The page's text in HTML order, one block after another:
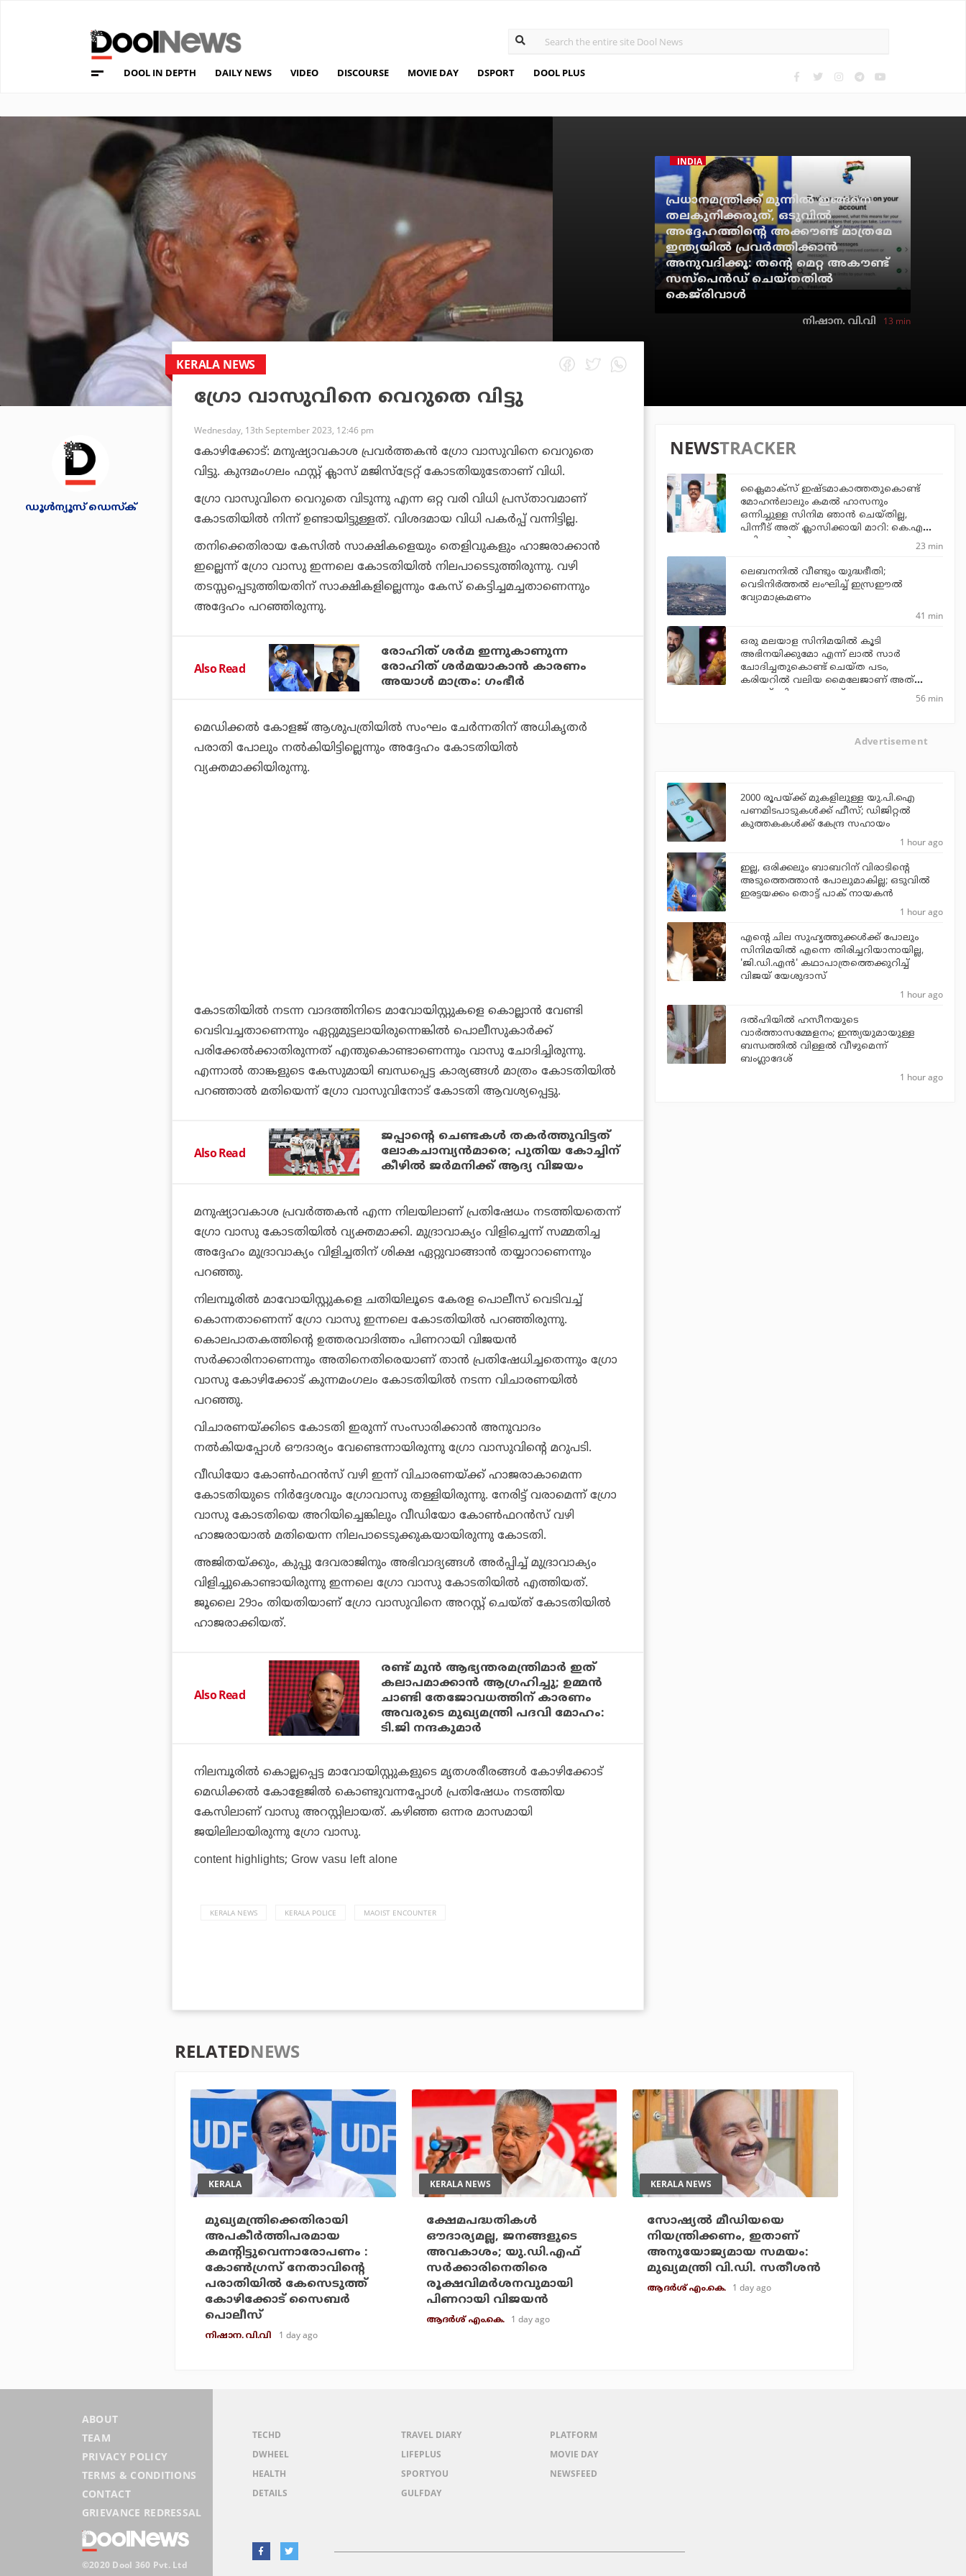
DOOL IN DEPTH DAILY NEWS VIDEO DISCOURSE MOVIE DAY DSPORT DOOL PLUS
INDIA
പ്രധാനമന്ത്രിക്ക് മുന്നില്‍ ഇങ്ങനെ
തലകുനിക്കരുത്, ഒടുവില്‍
അദ്ദേഹത്തിന്റെ അക്കൗണ്ട് മാത്രമേ
ഇന്ത്യയില്‍ പ്രവര്‍ത്തിക്കാന്‍
അനുവദിക്കൂ: തന്റെ മെറ്റ അകൗണ്ട്
സസ്‌പെന്‍ഡ് ചെയ്തതില്‍
കെജ്‌രിവാള്‍
നിഷാന. വി.വി 13 min
ഡൂള്‍ന്യൂസ് ഡെസ്‌ക്
KERALA NEWS
ഗ്രോ വാസുവിനെ വെറുതെ വിട്ടു
Wednesday, 13th September 2023, 12:46 pm
കോഴിക്കോട്: മനുഷ്യാവകാശ പ്രവര്‍ത്തകന്‍ ഗ്രോ വാസുവിനെ വെറുതെ
വിട്ടു. കുന്ദമംഗലം ഫസ്റ്റ് ക്ലാസ് മജിസ്‌ട്രേറ്റ് കോടതിയുടേതാണ് വിധി.
ഗ്രോ വാസുവിനെ വെറുതെ വിടുന്നു എന്ന ഒറ്റ വരി വിധി പ്രസ്താവമാണ്
കോടതിയില്‍ നിന്ന് ഉണ്ടായിട്ടുള്ളത്. വിശദമായ വിധി പകര്‍പ്പ് വന്നിട്ടില്ല.
തനിക്കെതിരായ കേസില്‍ സാക്ഷികളെയും തെളിവുകളും ഹാജരാക്കാന്‍
ഇല്ലെന്ന് ഗ്രോ വാസു ഇന്നലെ കോടതിയില്‍ നിലപാടെടുത്തിരുന്നു. വഴി
തടസ്സപ്പെടുത്തിയതിന് സാക്ഷികളില്ലെന്നും കേസ് കെട്ടിച്ചമച്ചതാണെന്നും
അദ്ദേഹം പറഞ്ഞിരുന്നു.
Also Read
രോഹിത് ശര്‍മ ഇന്നുകാണുന്ന
രോഹിത് ശര്‍മയാകാന്‍ കാരണം
അയാള്‍ മാത്രം: ഗംഭീര്‍
മെഡിക്കല്‍ കോളജ് ആശുപത്രിയില്‍ സംഘം ചേര്‍ന്നതിന് അധികൃതര്‍
പരാതി പോലും നല്‍കിയിട്ടില്ലെന്നും അദ്ദേഹം കോടതിയില്‍
വ്യക്തമാക്കിയിരുന്നു.
കോടതിയില്‍ നടന്ന വാദത്തിനിടെ മാവോയിസ്റ്റുകളെ കൊല്ലാന്‍ വേണ്ടി
വെടിവച്ചതാണെന്നും ഏറ്റുമുട്ടലായിരുന്നെങ്കില്‍ പൊലീസുകാര്‍ക്ക്
പരിക്കേല്‍ക്കാതിരുന്നത് എന്തുകൊണ്ടാണെന്നും വാസു ചോദിച്ചിരുന്നു.
എന്നാല്‍ താങ്കളുടെ കേസുമായി ബന്ധപ്പെട്ട കാര്യങ്ങള്‍ മാത്രം കോടതിയില്‍
പറഞ്ഞാല്‍ മതിയെന്ന് ഗ്രോ വാസുവിനോട് കോടതി ആവശ്യപ്പെട്ടു.
Also Read
ജപ്പാന്റെ ചെണ്ടകള്‍ തകര്‍ത്തുവിട്ടത്
ലോകചാമ്പ്യന്‍മാരെ; പുതിയ കോച്ചിന്
കീഴില്‍ ജര്‍മനിക്ക് ആദ്യ വിജയം
മനുഷ്യാവകാശ പ്രവര്‍ത്തകന്‍ എന്ന നിലയിലാണ് പ്രതിഷേധം നടത്തിയതെന്ന്
ഗ്രോ വാസു കോടതിയില്‍ വ്യക്തമാക്കി. മുദ്രാവാക്യം വിളിച്ചെന്ന് സമ്മതിച്ച
അദ്ദേഹം മുദ്രാവാക്യം വിളിച്ചതിന് ശിക്ഷ ഏറ്റുവാങ്ങാന്‍ തയ്യാറാണെന്നും
പറഞ്ഞു.
നിലമ്പൂരില്‍ മാവോയിസ്റ്റുകളെ ചതിയിലൂടെ കേരള പൊലീസ് വെടിവച്ച്
കൊന്നതാണെന്ന് ഗ്രോ വാസു ഇന്നലെ കോടതിയില്‍ പറഞ്ഞിരുന്നു.
കൊലപാതകത്തിന്റെ ഉത്തരവാദിത്തം പിണറായി വിജയന്‍
സര്‍ക്കാരിനാണെന്നും അതിനെതിരെയാണ് താന്‍ പ്രതിഷേധിച്ചതെന്നും ഗ്രോ
വാസു കോഴിക്കോട് കുന്നമംഗലം കോടതിയില്‍ നടന്ന വിചാരണയില്‍
പറഞ്ഞു.
വിചാരണയ്ക്കിടെ കോടതി ഇരുന്ന് സംസാരിക്കാന്‍ അനുവാദം
നല്‍കിയപ്പോള്‍ ഔദാര്യം വേണ്ടെന്നായിരുന്നു ഗ്രോ വാസുവിന്റെ മറുപടി.
വീഡിയോ കോണ്‍ഫറന്‍സ് വഴി ഇന്ന് വിചാരണയ്ക്ക് ഹാജരാകാമെന്ന
കോടതിയുടെ നിര്‍ദ്ദേശവും ഗ്രോവാസു തള്ളിയിരുന്നു. നേരിട്ട് വരാമെന്ന് ഗ്രോ
വാസു കോടതിയെ അറിയിച്ചെങ്കിലും വീഡിയോ കോണ്‍ഫറന്‍സ് വഴി
ഹാജരായാല്‍ മതിയെന്ന നിലപാടെടുക്കുകയായിരുന്നു കോടതി.
അജിതയ്ക്കും, കുപ്പു ദേവരാജിനും അഭിവാദ്യങ്ങള്‍ അര്‍പ്പിച്ച് മുദ്രാവാക്യം
വിളിച്ചുകൊണ്ടായിരുന്നു ഇന്നലെ ഗ്രോ വാസു കോടതിയില്‍ എത്തിയത്.
ജൂലൈ 29ാം തിയതിയാണ് ഗ്രോ വാസുവിനെ അറസ്റ്റ് ചെയ്ത് കോടതിയില്‍
ഹാജരാക്കിയത്.
Also Read
രണ്ട് മുന്‍ ആഭ്യന്തരമന്ത്രിമാര്‍ ഇത്
കലാപമാക്കാന്‍ ആഗ്രഹിച്ചു; ഉമ്മന്‍
ചാണ്ടി തേജോവധത്തിന് കാരണം
അവരുടെ മുഖ്യമന്ത്രി പദവി മോഹം:
ടി.ജി നന്ദകുമാര്‍
നിലമ്പൂരില്‍ കൊല്ലപ്പെട്ട മാവോയിസ്റ്റുകളുടെ മൃതശരീരങ്ങള്‍ കോഴിക്കോട്
മെഡിക്കല്‍ കോളേജില്‍ കൊണ്ടുവന്നപ്പോള്‍ പ്രതിഷേധം നടത്തിയ
കേസിലാണ് വാസു അറസ്റ്റിലായത്. കഴിഞ്ഞ ഒന്നര മാസമായി
ജയിലിലായിരുന്നു ഗ്രോ വാസു.
content highlights; Grow vasu left alone
KERALA NEWS KERALA POLICE MAOIST ENCOUNTER
NEWSTRACKER
ക്ലൈമാക്‌സ് ഇഷ്ടമാകാത്തതുകൊണ്ട്
മോഹന്‍ലാലും കമല്‍ ഹാസനും
ഒന്നിച്ചുള്ള സിനിമ ഞാന്‍ ചെയ്തില്ല,
പിന്നീട് അത് ക്ലാസിക്കായി മാറി: കെ.എസ്
രവികുമാര്‍
23 min
ലെബനനില്‍ വീണ്ടും യുദ്ധഭീതി;
വെടിനിര്‍ത്തല്‍ ലംഘിച്ച് ഇസ്രഈല്‍
വ്യോമാക്രമണം
41 min
ഒരു മലയാള സിനിമയില്‍ കൂടി
അഭിനയിക്കുമോ എന്ന് ലാല്‍ സാര്‍
ചോദിച്ചതുകൊണ്ട് ചെയ്ത പടം,
കരിയറില്‍ വലിയ മൈലേജാണ് അത്
തന്നത്: വിനയ പ്രസാദ്
56 min
Advertisement
2000 രൂപയ്ക്ക് മുകളിലുള്ള യു.പി.ഐ
പണമിടപാടുകള്‍ക്ക് ഫീസ്; ഡിജിറ്റല്‍
കുത്തകകള്‍ക്ക് കേന്ദ്ര സഹായം
1 hour ago
ഇല്ല, ഒരിക്കലും ബാബറിന് വിരാടിന്റെ
അടുത്തെത്താന്‍ പോലുമാകില്ല; ഒടുവില്‍
ഇരട്ടയക്കം തൊട്ട് പാക് നായകന്‍
1 hour ago
എന്റെ ചില സുഹൃത്തുക്കൾക്ക് പോലും
സിനിമയിൽ എന്നെ തിരിച്ചറിയാനായില്ല,
'ജി.ഡി.എൻ' കഥാപാത്രത്തെക്കുറിച്ച്
വിജയ് യേശുദാസ്
1 hour ago
ദല്‍ഹിയില്‍ ഹസീനയുടെ
വാര്‍ത്താസമ്മേളനം; ഇന്ത്യയുമായുള്ള
ബന്ധത്തില്‍ വിള്ളല്‍ വീഴുമെന്ന്
ബംഗ്ലാദേശ്
1 hour ago
RELATEDNEWS
KERALA
മുഖ്യമന്ത്രിക്കെതിരായി
അപകീര്‍ത്തിപരമായ
കമന്റിട്ടുവെന്നാരോപണം :
കോണ്‍ഗ്രസ് നേതാവിന്റെ
പരാതിയില്‍ കേസെടുത്ത്
കോഴിക്കോട് സൈബര്‍
പൊലീസ്
നിഷാന. വി.വി 1 day ago
KERALA NEWS
ക്ഷേമപദ്ധതികള്‍
ഔദാര്യമല്ല, ജനങ്ങളുടെ
അവകാശം; യു.ഡി.എഫ്
സര്‍ക്കാരിനെതിരെ
രൂക്ഷവിമര്‍ശനവുമായി
പിണറായി വിജയന്‍
ആദർശ് എം.കെ. 1 day ago
KERALA NEWS
സോഷ്യല്‍ മീഡിയയെ
നിയന്ത്രിക്കണം, ഇതാണ്
അനുയോജ്യമായ സമയം:
മുഖ്യമന്ത്രി വി.ഡി. സതീശന്‍
ആദർശ് എം.കെ. 1 day ago
ABOUT
TEAM
PRIVACY POLICY
TERMS & CONDITIONS
CONTACT
GRIEVANCE REDRESSAL
©2020 Dool 360 Pvt. Ltd
TECHD
DWHEEL
HEALTH
DETAILS
TRAVEL DIARY
LIFEPLUS
SPORTYOU
GULFDAY
PLATFORM
MOVIE DAY
NEWSFEED